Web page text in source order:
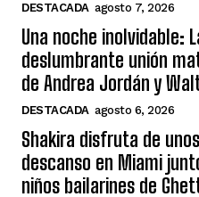
DESTACADA agosto 7, 2026
Una noche inolvidable:
deslumbrante unión
de Andrea Jordán y
DESTACADA agosto 6, 2026
Shakira disfruta de
descanso en Miami
niños bailarines de